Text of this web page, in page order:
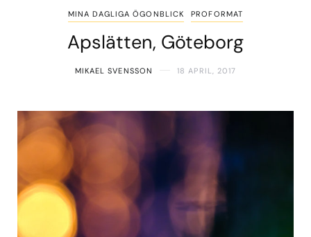
MINA DAGLIGA ÖGONBLICK PROFORMAT
Apslätten, Göteborg
MIKAEL SVENSSON 18 APRIL, 2017